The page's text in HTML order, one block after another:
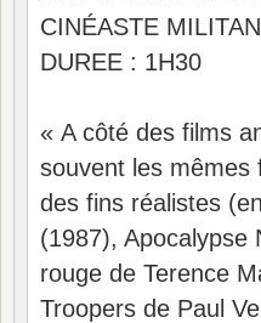
CINÉASTE
DUREE : 1H30
« A côté des films
souvent les mêmes
des fins réalistes
(1987), Apocalypse
rouge de Terence
Troopers de Paul